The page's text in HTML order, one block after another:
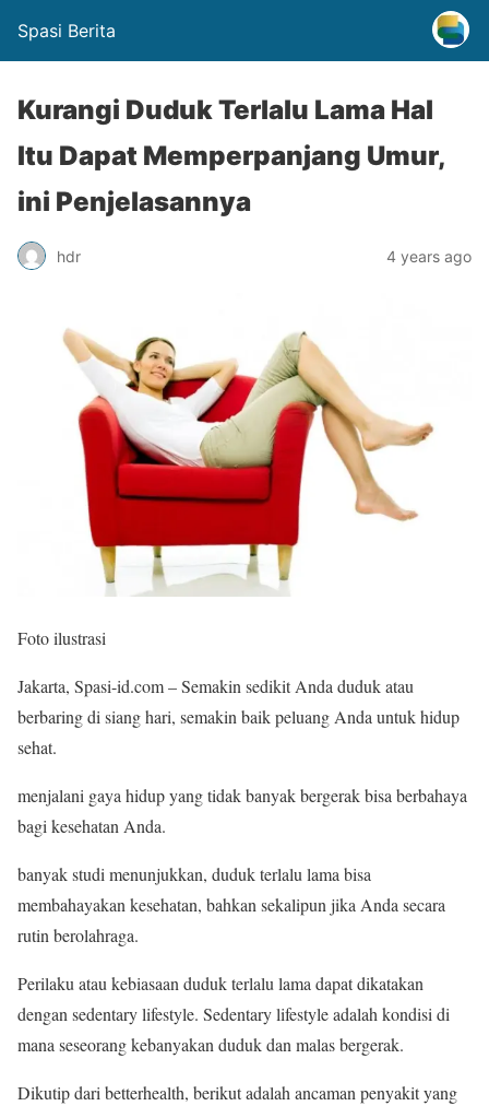
Spasi Berita
Kurangi Duduk Terlalu Lama Hal
Itu Dapat Memperpanjang Umur,
ini Penjelasannya
hdr 4 years ago
Foto ilustrasi
Jakarta, Spasi-id.com – Semakin sedikit Anda duduk atau
berbaring di siang hari, semakin baik peluang Anda untuk hidup
sehat.
menjalani gaya hidup yang tidak banyak bergerak bisa berbahaya
bagi kesehatan Anda.
banyak studi menunjukkan, duduk terlalu lama bisa
membahayakan kesehatan, bahkan sekalipun jika Anda secara
rutin berolahraga.
Perilaku atau kebiasaan duduk terlalu lama dapat dikatakan
dengan sedentary lifestyle. Sedentary lifestyle adalah kondisi di
mana seseorang kebanyakan duduk dan malas bergerak.
Dikutip dari betterhealth, berikut adalah ancaman penyakit yang